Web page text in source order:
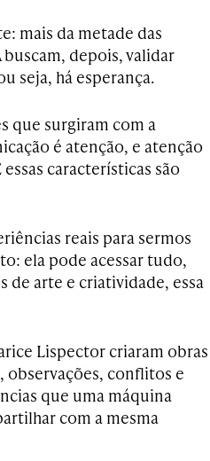
mais da metade das
depois, validar
seja, há esperança.
que surgiram com a
é atenção, e atenção
características são
reais para sermos
ela pode acessar tudo,
de arte e criatividade, essa
Lispector criaram obras
observações, conflitos e
que uma máquina
com a mesma